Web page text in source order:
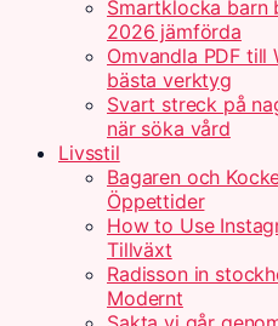
Smartklocka barn
2026 jämförda
Omvandla PDF till
bästa verktyg
Svart streck på
när söka vård
Livsstil
Bagaren och
Öppettider
How to Use
Tillväxt
Radisson in
Modernt